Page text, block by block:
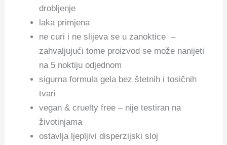
drobljenje
laka primjena
ne curi i ne slijeva se u zanoktice –
zahvaljujući tome proizvod se može nanijeti
na 5 noktiju odjednom
sigurna formula gela bez štetnih i tosičnih
tvari
vegan & cruelty free – nije testiran na
životinjama
ostavlja ljepljivi disperzijski sloj